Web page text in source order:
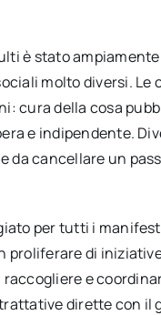
è stato
molto diversi.
cura della cosa
e indipendente.
cancellare un
per tutti i
proliferare di
e
dirette con il